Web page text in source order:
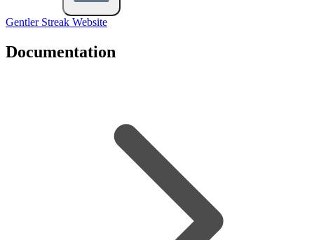
Gentler Streak Website
Documentation